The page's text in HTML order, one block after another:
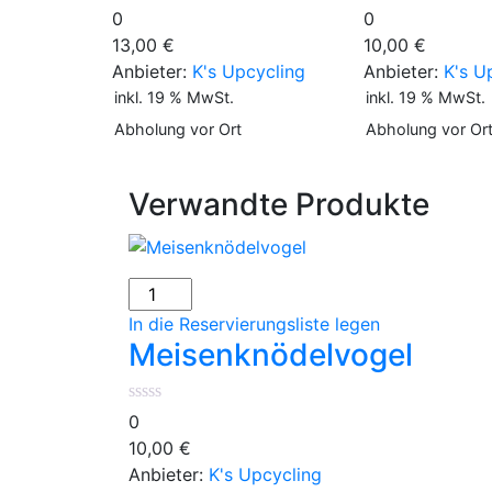
0
13,00 €
Anbieter: K's Upcycling
inkl. 19 % MwSt.
Abholung vor Ort
0
10,00 €
Anbieter: K's
inkl. 19 % MwSt.
Abholung vor Ort
Verwandte Produkte
Meisenknödelvogel
Menge
In die Reservierungsliste legen
Meisenknödelvogel
0
10,00 €
Anbieter: K's Upcycling